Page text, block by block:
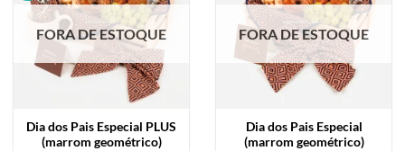
FORA DE ESTOQUE
Dia dos Pais Especial PLUS
(marrom geométrico)
FORA DE ESTOQUE
Dia dos Pais Especial
(marrom geométrico)